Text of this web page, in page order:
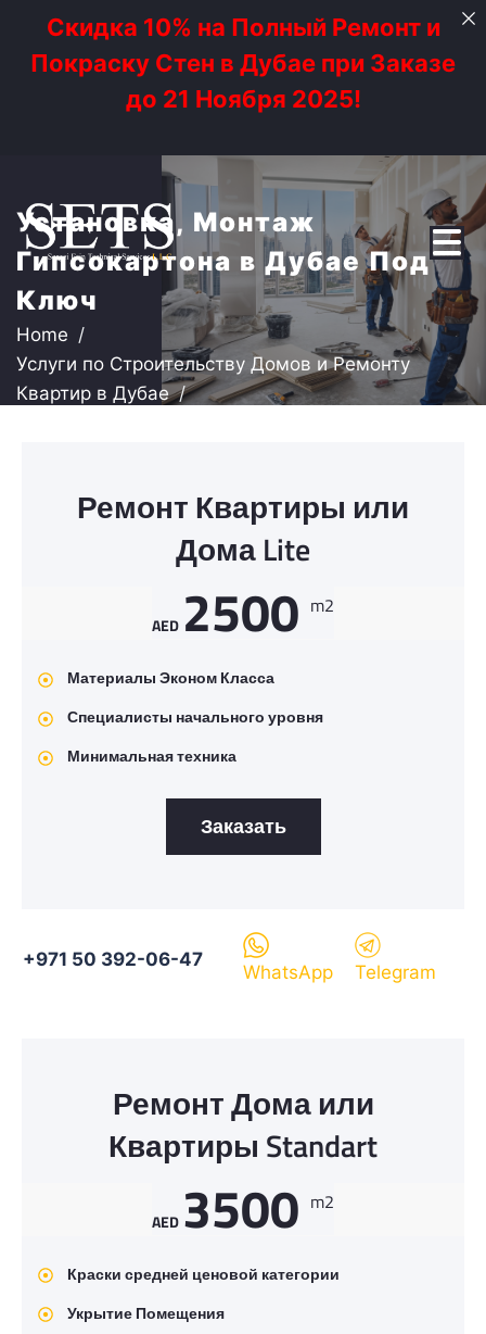
Скидка 10% на Полный Ремонт и
Покраску Стен в Дубае при Заказе
до 21 Ноября 2025!
Установка, Монтаж
Гипсокартона в Дубае Под
Ключ
Home
Услуги по Строительству Домов и Ремонту
Квартир в Дубае
Ремонт Квартиры или
Дома Lite
AED 2500 m2
Материалы Эконом Класса
Специалисты начального уровня
Минимальная техника
Заказать
+971 50 392-06-47
WhatsApp Telegram
Ремонт Дома или
Квартиры Standart
AED 3500 m2
Краски средней ценовой категории
Укрытие Помещения